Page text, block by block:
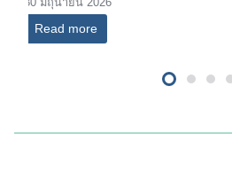
Read more